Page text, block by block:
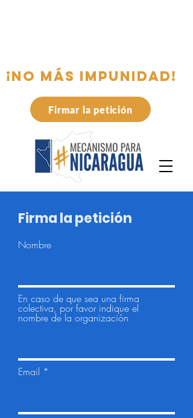
Firmar la petición
¡NO MÁS IMPUNIDAD!
Firma la petición
Nombre
En caso de que sea una firma
colectiva, por favor indique el
nombre de la organización
Email